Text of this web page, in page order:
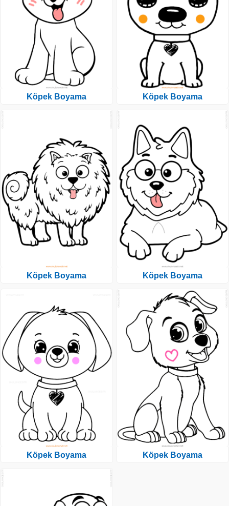
Köpek Boyama
Köpek Boyama
Köpek Boyama
Köpek Boyama
Köpek Boyama
Köpek Boyama